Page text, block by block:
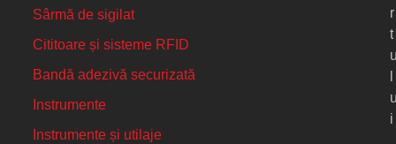
Sârmă de sigilat
Cititoare și sisteme RFID
Bandă adezivă securizată
Instrumente
Instrumente și utilaje
r
t
i